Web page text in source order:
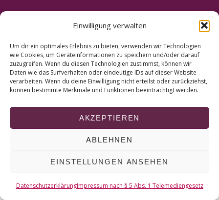
Einwilligung verwalten
Um dir ein optimales Erlebnis zu bieten, verwenden wir Technologien
wie Cookies, um Geräteinformationen zu speichern und/oder darauf
zuzugreifen. Wenn du diesen Technologien zustimmst, können wir
Daten wie das Surfverhalten oder eindeutige IDs auf dieser Website
verarbeiten. Wenn du deine Einwilligung nicht erteilst oder zurückziehst,
können bestimmte Merkmale und Funktionen beeinträchtigt werden.
AKZEPTIEREN
ABLEHNEN
EINSTELLUNGEN ANSEHEN
DatenschutzerklärungImpressum nach § 5 Abs. 1 Telemediengesetz
NACH OBEN